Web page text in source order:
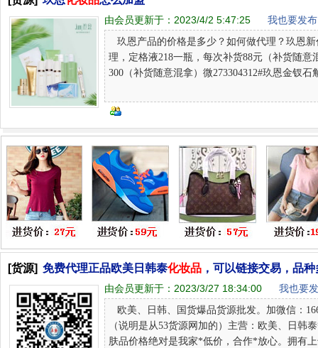
由会员更新于： 2023/4/2 5:47:25 我也要发
玖恩产品的价格是多少？如何做代理？玖恩
理，定格液218一瓶，每次补货88元（补货随
300（补货随意混拿）微273304312#玖恩金钗石
[货源] 免费代理正品欧美日韩泰化妆品 ，可以链接交易，品
由会员更新于： 2023/3/27 18:34:00 我也要
欧美、日韩、国货爆品货源批发。加微信：
（说明是从53货源网加的）主营：欧美、日韩
肤品价格绝对是我家*低价，合作*放心。拥有